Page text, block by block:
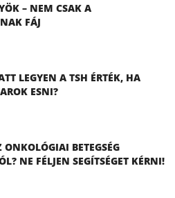
– NEM CSAK A
FÁJ
LEGYEN A TSH ÉRTÉK, HA
ESNI?
ONKOLÓGIAI BETEGSÉG
NE FÉLJEN SEGÍTSÉGET KÉRNI!